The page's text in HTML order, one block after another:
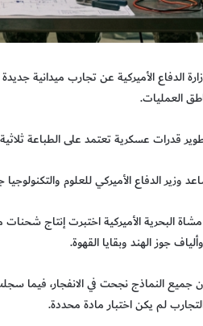
الدفاع الأميركية عن تجارب ميدانية
العمليات.
قدرات عسكرية تعتمد على الطباعة
وزير الدفاع الأميركي للعلوم
البحرية الأميركية اختبرت إنتاج
جوز الهند وبقايا القهوة.
جميع النماذج نجحت في الانفجار، فيما
لم يكن اختبار مادة محددة.